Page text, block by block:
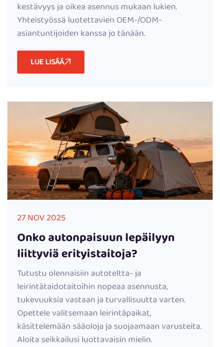
kestävyys ja oikea asennus mukaan lukien.
Yhteistyössä luotettavien OEM-/ODM-
asiantuntijoiden kanssa jo tänään.
LUE LISÄÄ
27 NOV 2025
Onko autonpaisuun lepäilyyn
liittyviä erityistaitoja?
Tutustu olennaisiin autoteltta- ja
leirintätaidotaitoihin nopeaa asennusta,
tukevuuksia vastaan ja turvallisuutta varten.
Opettele valitsemaan leirintäpaikat,
käsittelemään sääoloja ja suojaamaan varusteita.
Aloita seikkailusi luottavaisin mielin.